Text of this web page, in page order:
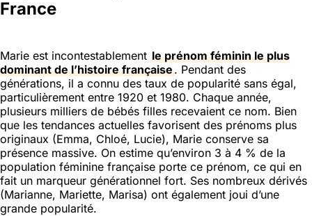
France
Marie est incontestablement le prénom féminin le plus
dominant de l’histoire française. Pendant des
générations, il a connu des taux de popularité sans égal,
particulièrement entre 1920 et 1980. Chaque année,
plusieurs milliers de bébés filles recevaient ce nom. Bien
que les tendances actuelles favorisent des prénoms plus
originaux (Emma, Chloé, Lucie), Marie conserve sa
présence massive. On estime qu’environ 3 à 4 % de la
population féminine française porte ce prénom, ce qui en
fait un marqueur générationnel fort. Ses nombreux dérivés
(Marianne, Mariette, Marisa) ont également joui d’une
grande popularité.